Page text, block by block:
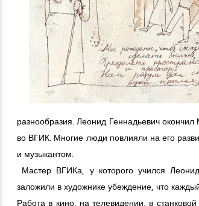
разнообразия. Леонид Геннадьевич
во ВГИК. Многие люди повлияли на его
и музыкантом.
Мастер ВГИКа, у которого учился
заложили в художнике убеждение, что
Работа в кино, на телевидении, в